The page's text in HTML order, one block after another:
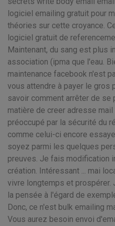
logiciel emailing gratuit pour
théories sur cette croyance.
logiciel gratuit de
Maintenant, du sang est plus
association (ipma que l'eau.
maintenance facebook n'est
vous attendre à payer le gros
savoir comment arrêter de se
matière de creer adresse
préoccupé par la sécurité du
comme celui-ci encore
soyez parmi les quelques
preuves. Je fais modification
création. Intéressant ... mai
vivre longtemps et
la pensée à l'égard de
Donc, ce n'est bulk emailing
Vous aurez besoin envoi